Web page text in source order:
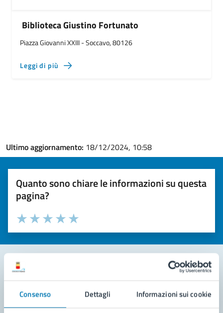
Consenso Dettagli Informazioni sui cookie
Biblioteca Giustino Fortunato
Piazza Giovanni XXIII - Soccavo, 80126
Leggi di più
Ultimo aggiornamento: 18/12/2024, 10:58
Quanto sono chiare le informazioni su questa
pagina?
Valuta la chiarezza delle informazioni (da 1 a 5 stelle)
Seleziona il numero di stelle per valutare la chiarezza delle
Valuta 5 stelle su 5
Valuta 4 stelle su 5
Valuta 3 stelle su 5
Valuta 2 stelle su 5
Valuta 1 stelle su 5
Leggi le domande frequenti